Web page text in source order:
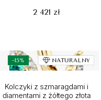
2 421 zł
-15% NATURALNY
Kolczyki z szmaragdami i
diamentami z żółtego złota